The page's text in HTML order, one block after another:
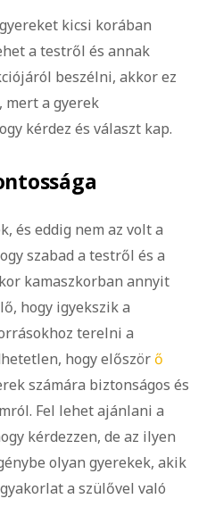
kicsi korában
a testről és annak
beszélni, akkor ez
mert a gyerek
kérdez és választ kap.
és eddig nem az volt a
szabad a testről és a
kamaszkorban annyit
hogy igyekszik a
terelni a
hogy előszörő
számára biztonságos és
Fel lehet ajánlani a
kérdezzen, de az ilyen
olyan gyerekek, akik
a szülővel való